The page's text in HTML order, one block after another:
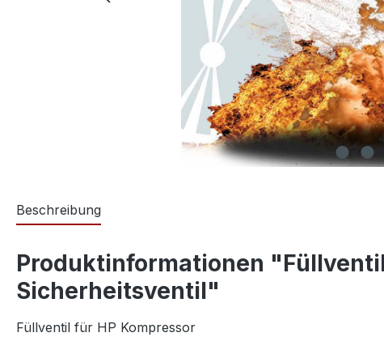
Beschreibung
Produktinformationen
Sicherheitsventil"
Füllventil für HP Kompressor